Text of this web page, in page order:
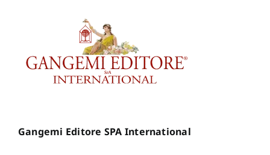
Gangemi Editore SPA International